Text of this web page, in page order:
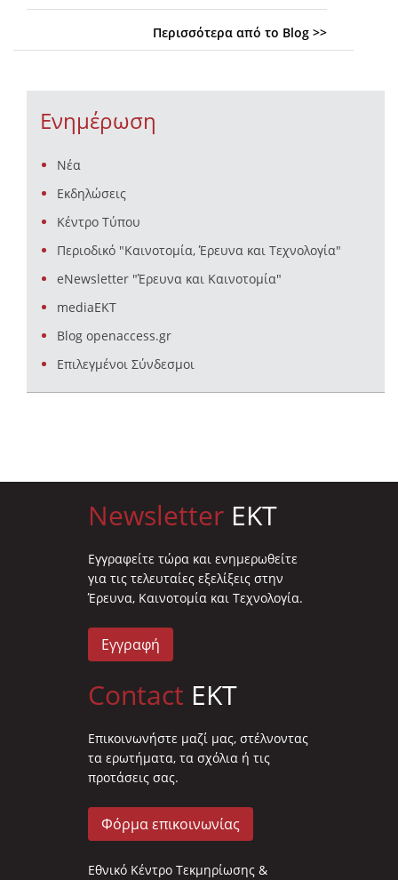
Περισσότερα από το Blog >>
Ενημέρωση
Νέα
Εκδηλώσεις
Κέντρο Τύπου
Περιοδικό "Καινοτομία, Έρευνα και Τεχνολογία"
eNewsletter "Έρευνα και Καινοτομία"
mediaEKT
Blog openaccess.gr
Επιλεγμένοι Σύνδεσμοι
Newsletter EKT
Eγγραφείτε τώρα και ενημερωθείτε
για τις τελευταίες εξελίξεις στην
Έρευνα, Καινοτομία και Τεχνολογία.
Εγγραφή
Contact EKT
Επικοινωνήστε μαζί μας, στέλνοντας
τα ερωτήματα, τα σχόλια ή τις
προτάσεις σας.
Φόρμα επικοινωνίας
Εθνικό Κέντρο Τεκμηρίωσης &